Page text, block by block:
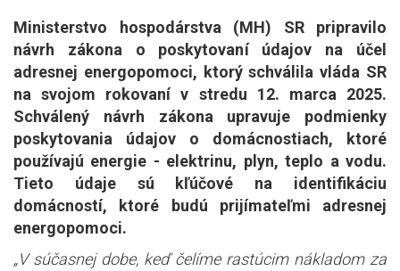
Ministerstvo hospodárstva (MH) SR pripravilo
návrh zákona o poskytovaní údajov na účel
adresnej energopomoci, ktorý schválila vláda SR
na svojom rokovaní v stredu 12. marca 2025.
Schválený návrh zákona upravuje podmienky
poskytovania údajov o domácnostiach, ktoré
používajú energie - elektrinu, plyn, teplo a vodu.
Tieto údaje sú kľúčové na identifikáciu
domácností, ktoré budú prijímateľmi adresnej
energopomoci.
„V súčasnej dobe, keď čelíme rastúcim nákladom za